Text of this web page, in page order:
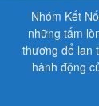
Nhóm Kết
những tấm
thương để lan
hành động